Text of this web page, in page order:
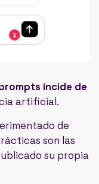
incide de
artificial.
de
son las
su propia